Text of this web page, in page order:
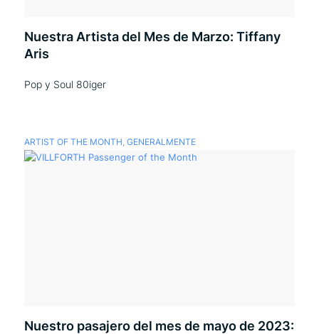
Nuestra Artista del Mes de Marzo: Tiffany
Aris
Pop y Soul 80iger
ARTIST OF THE MONTH, GENERALMENTE
Nuestro pasajero del mes de mayo de 2023: